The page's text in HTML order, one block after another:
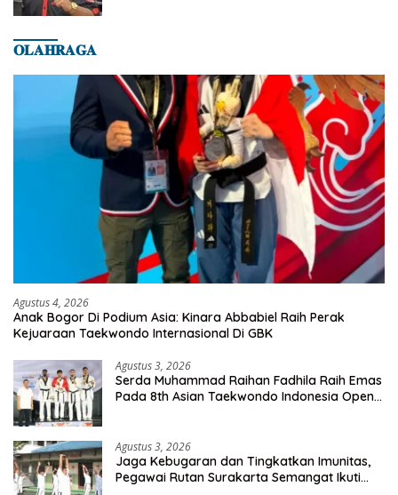
𝐎𝐋𝐀𝐇𝐑𝐀𝐆𝐀
Agustus 4, 2026
Anak Bogor Di Podium Asia: Kinara Abbabiel Raih Perak
Kejuaraan Taekwondo Internasional Di GBK
Agustus 3, 2026
Serda Muhammad Raihan Fadhila Raih Emas
Pada 8th Asian Taekwondo Indonesia Open
Agustus 3, 2026
Jaga Kebugaran dan Tingkatkan Imunitas,
Pegawai Rutan Surakarta Semangat Ikuti